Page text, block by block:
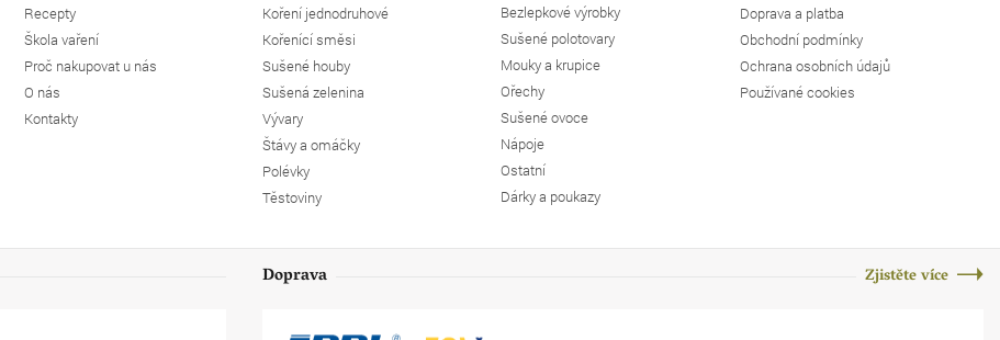
Recepty
Škola vaření
Proč nakupovat u nás
O nás
Kontakty
Koření jednodruhové
Kořenící směsi
Sušené houby
Sušená zelenina
Vývary
Štávy a omáčky
Polévky
Těstoviny
Bezlepkové výrobky
Sušené polotovary
Mouky a krupice
Ořechy
Sušené ovoce
Nápoje
Ostatní
Dárky a poukazy
Doprava a platba
Obchodní podmínky
Ochrana osobních údajů
Používané cookies
Doprava Zjistěte více